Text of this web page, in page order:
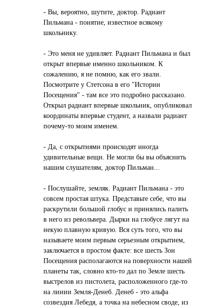
- Вы, вероятно, шутите, доктор. Радиант
Пильмана - понятие, известное всякому
школьнику.
- Это меня не удивляет. Радиант Пильмана и был
открыт впервые именно школьником. К
сожалению, я не помню, как его звали.
Посмотрите у Стетсона в его "Истории
Посещения" - там все это подробно рассказано.
Открыл радиант впервые школьник, опубликовал
координаты впервые студент, а назвали радиант
почему-то моим именем.
- Да, с открытиями происходят иногда
удивительные вещи. Не могли бы вы объяснить
нашим слушателям, доктор Пильман...
- Послушайте, земляк. Радиант Пильмана - это
совсем простая штука. Представьте себе, что вы
раскрутили большой глобус и принялись палить
в него из револьвера. Дырки на глобусе лягут на
некую плавную кривую. Вся суть того, что вы
называете моим первым серьезным открытием,
заключается в простом факте: все шесть Зон
Посещения располагаются на поверхности нашей
планеты так, словно кто-то дал по Земле шесть
выстрелов из пистолета, расположенного где-то
на линии Земля-Денеб. Денеб - это альфа
созвездия Лебедя, а точка на небесном своде, из